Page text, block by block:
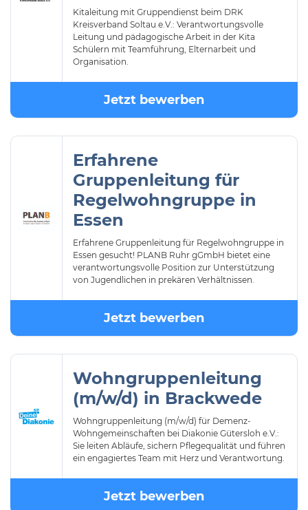
Kitaleitung mit Gruppendienst beim DRK
Kreisverband Soltau e.V.: Verantwortungsvolle
Leitung und pädagogische Arbeit in der Kita
Schülern mit Teamführung, Elternarbeit und
Organisation.
Jetzt bewerben
Erfahrene
Gruppenleitung für
Regelwohngruppe in
Essen
Erfahrene Gruppenleitung für Regelwohngruppe in
Essen gesucht! PLANB Ruhr gGmbH bietet eine
verantwortungsvolle Position zur Unterstützung
von Jugendlichen in prekären Verhältnissen.
Jetzt bewerben
Wohngruppenleitung
(m/w/d) in Brackwede
Wohngruppenleitung (m/w/d) für Demenz-
Wohngemeinschaften bei Diakonie Gütersloh e.V.:
Sie leiten Abläufe, sichern Pflegequalität und führen
ein engagiertes Team mit Herz und Verantwortung.
Jetzt bewerben